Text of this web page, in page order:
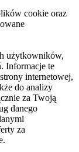
cookie oraz
użytkowników,
Informacje te
internetowej,
do analizy
za Twoją
danego
za